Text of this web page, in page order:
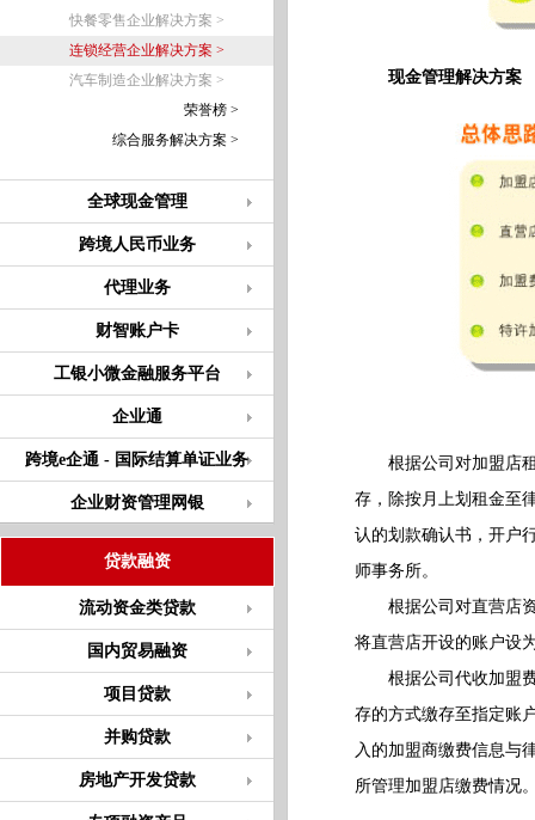
快餐零售企业解决方案 >
连锁经营企业解决方案 >
汽车制造企业解决方案 >
荣誉榜 >
综合服务解决方案 >
全球现金管理
跨境人民币业务
代理业务
财智账户卡
工银小微金融服务平台
企业通
跨境e企通 - 国际结算单证业务
企业财资管理网银
贷款融资
流动资金类贷款
国内贸易融资
项目贷款
并购贷款
房地产开发贷款
现金管理解决方案
根据公司对加盟店
存，除按月上划租金至
认的划款确认书，开户
师事务所。
根据公司对直营店资
将直营店开设的账户设
根据公司代收加盟费
存的方式缴存至指定账
入的加盟商缴费信息与
所管理加盟店缴费情况